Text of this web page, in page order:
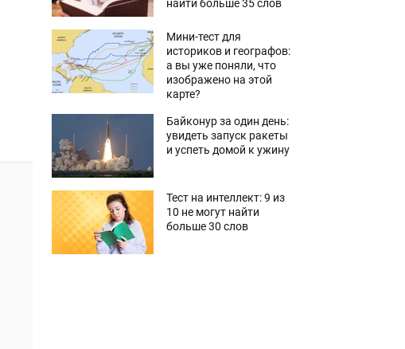
найти больше 35 слов
Мини-тест для
историков и географов:
а вы уже поняли, что
изображено на этой
карте?
Байконур за один день:
увидеть запуск ракеты
и успеть домой к ужину
Тест на интеллект: 9 из
10 не могут найти
больше 30 слов